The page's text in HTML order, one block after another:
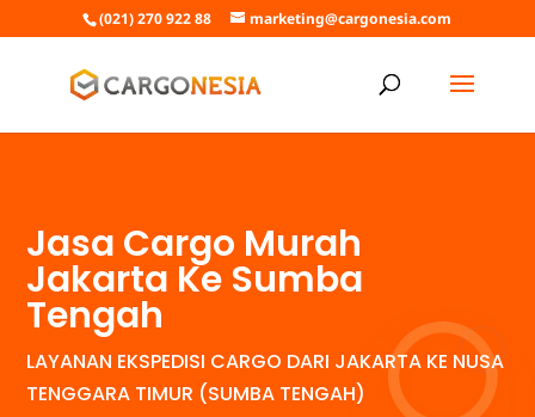
(021) 270 922 88 marketing@cargonesia.com
Jasa Cargo Murah
Jakarta Ke Sumba
Tengah
LAYANAN EKSPEDISI CARGO DARI JAKARTA KE NUSA
TENGGARA TIMUR (SUMBA TENGAH)